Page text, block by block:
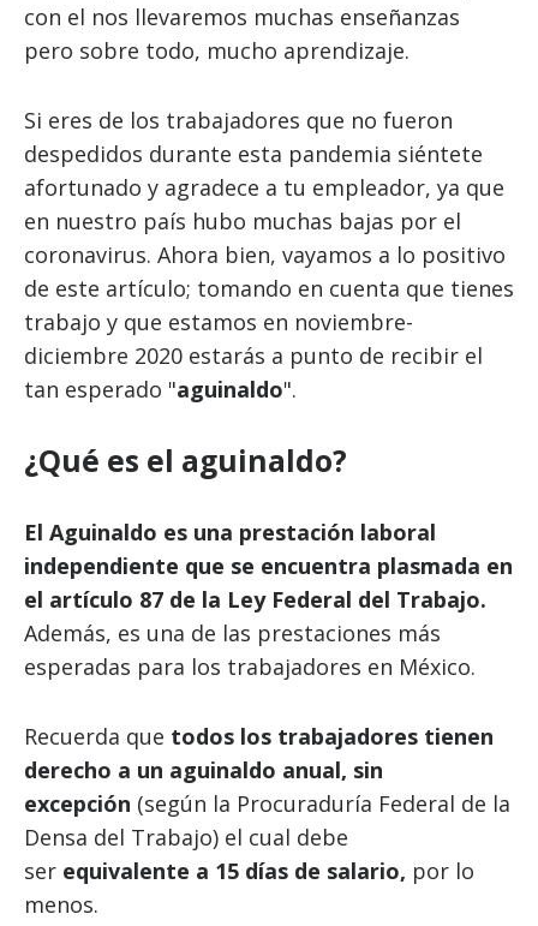
con el nos llevaremos muchas enseñanzas
pero sobre todo, mucho aprendizaje.
Si eres de los trabajadores que no fueron
despedidos durante esta pandemia siéntete
afortunado y agradece a tu empleador, ya que
en nuestro país hubo muchas bajas por el
coronavirus. Ahora bien, vayamos a lo positivo
de este artículo; tomando en cuenta que tienes
trabajo y que estamos en noviembre-
diciembre 2020 estarás a punto de recibir el
tan esperado "aguinaldo".
¿Qué es el aguinaldo?
El Aguinaldo es una prestación laboral
independiente que se encuentra plasmada en
el artículo 87 de la Ley Federal del Trabajo.
Además, es una de las prestaciones más
esperadas para los trabajadores en México.
Recuerda que todos los trabajadores tienen
derecho a un aguinaldo anual, sin
excepción (según la Procuraduría Federal de la
Densa del Trabajo) el cual debe
ser equivalente a 15 días de salario, por lo
menos.